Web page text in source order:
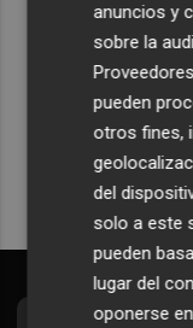
Recibe
Plaza
anuncios y
sobre la
pueden
otros fines,
del
solo a este
pueden
lugar del
oponerse